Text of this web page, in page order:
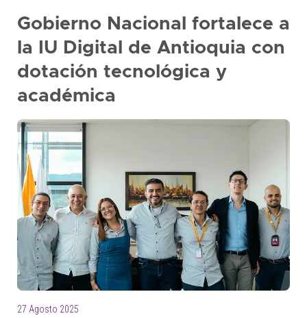
Gobierno Nacional fortalece a
la IU Digital de Antioquia con
dotación tecnológica y
académica
27 Agosto 2025